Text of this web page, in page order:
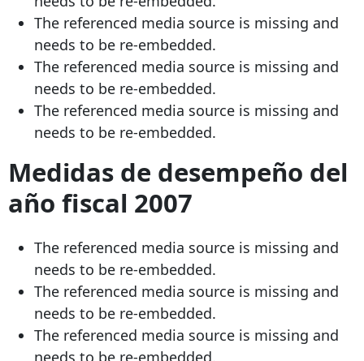
The referenced media source is missing and
needs to be re-embedded.
The referenced media source is missing and
needs to be re-embedded.
The referenced media source is missing and
needs to be re-embedded.
Medidas de desempeño del
año fiscal 2007
The referenced media source is missing and
needs to be re-embedded.
The referenced media source is missing and
needs to be re-embedded.
The referenced media source is missing and
needs to be re-embedded.